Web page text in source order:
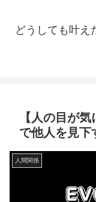
どうしても叶え
【人の目が
で他人を見下
人間関係